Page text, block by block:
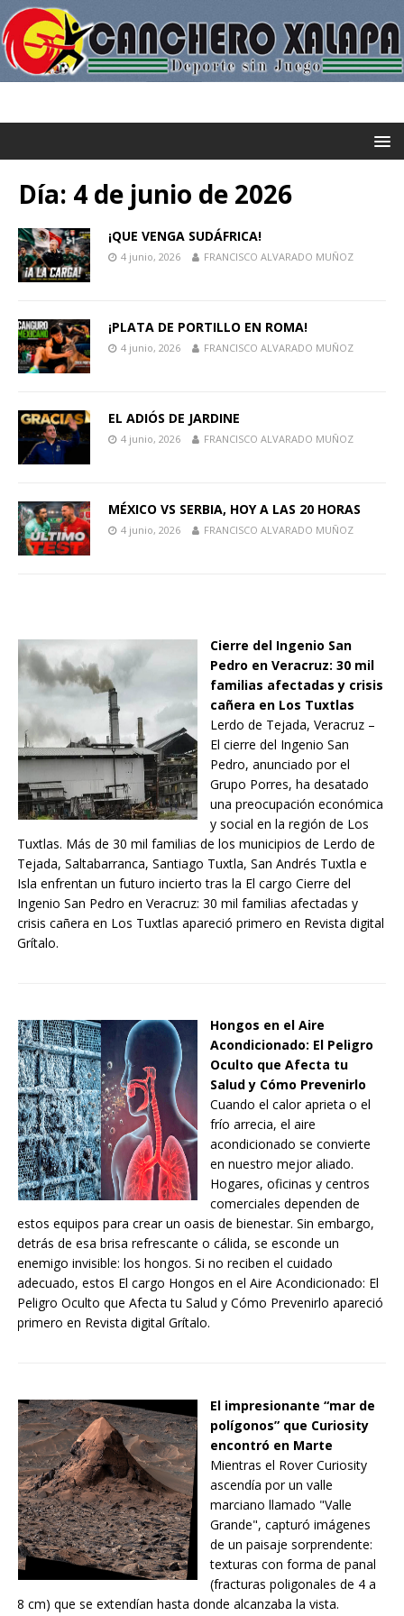
Día: 4 de junio de 2026
¡QUE VENGA SUDÁFRICA!
4 junio, 2026 FRANCISCO ALVARADO MUÑOZ
¡PLATA DE PORTILLO EN ROMA!
4 junio, 2026 FRANCISCO ALVARADO MUÑOZ
EL ADIÓS DE JARDINE
4 junio, 2026 FRANCISCO ALVARADO MUÑOZ
MÉXICO VS SERBIA, HOY A LAS 20 HORAS
4 junio, 2026 FRANCISCO ALVARADO MUÑOZ
Cierre del Ingenio San
Pedro en Veracruz: 30 mil
familias afectadas y crisis
cañera en Los Tuxtlas
Lerdo de Tejada, Veracruz –
El cierre del Ingenio San
Pedro, anunciado por el
Grupo Porres, ha desatado
una preocupación económica
y social en la región de Los
Tuxtlas. Más de 30 mil familias de los municipios de Lerdo de
Tejada, Saltabarranca, Santiago Tuxtla, San Andrés Tuxtla e
Isla enfrentan un futuro incierto tras la El cargo Cierre del
Ingenio San Pedro en Veracruz: 30 mil familias afectadas y
crisis cañera en Los Tuxtlas apareció primero en Revista digital
Grítalo.
Hongos en el Aire
Acondicionado: El Peligro
Oculto que Afecta tu
Salud y Cómo Prevenirlo
Cuando el calor aprieta o el
frío arrecia, el aire
acondicionado se convierte
en nuestro mejor aliado.
Hogares, oficinas y centros
comerciales dependen de
estos equipos para crear un oasis de bienestar. Sin embargo,
detrás de esa brisa refrescante o cálida, se esconde un
enemigo invisible: los hongos. Si no reciben el cuidado
adecuado, estos El cargo Hongos en el Aire Acondicionado: El
Peligro Oculto que Afecta tu Salud y Cómo Prevenirlo apareció
primero en Revista digital Grítalo.
El impresionante “mar de
polígonos” que Curiosity
encontró en Marte
Mientras el Rover Curiosity
ascendía por un valle
marciano llamado "Valle
Grande", capturó imágenes
de un paisaje sorprendente:
texturas con forma de panal
(fracturas poligonales de 4 a
8 cm) que se extendían hasta donde alcanzaba la vista.